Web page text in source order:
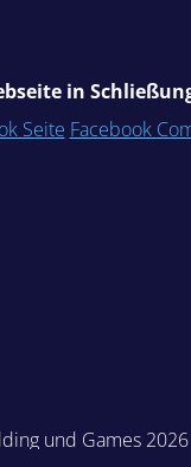
in
Seite Facebook
und Games 2026